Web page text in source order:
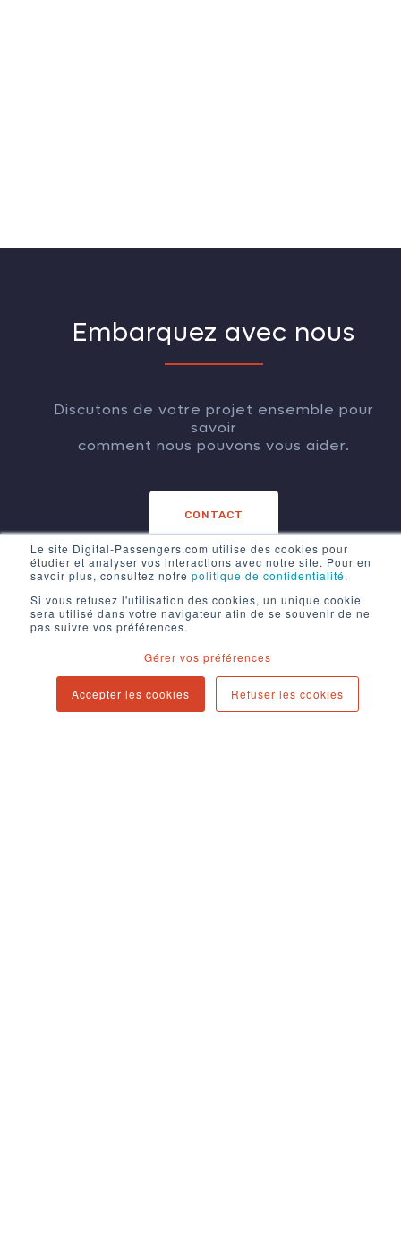
Le site Digital-Passengers.com utilise des cookies pour
étudier et analyser vos interactions avec notre site. Pour en
savoir plus, consultez notre politique de confidentialité.
Si vous refusez l'utilisation des cookies, un unique cookie
sera utilisé dans votre navigateur afin de se souvenir de ne
pas suivre vos préférences.
Gérer vos préférences
Accepter les cookies Refuser les cookies
Embarquez avec nous
Discutons de votre projet ensemble pour
savoir
comment nous pouvons vous aider.
CONTACT